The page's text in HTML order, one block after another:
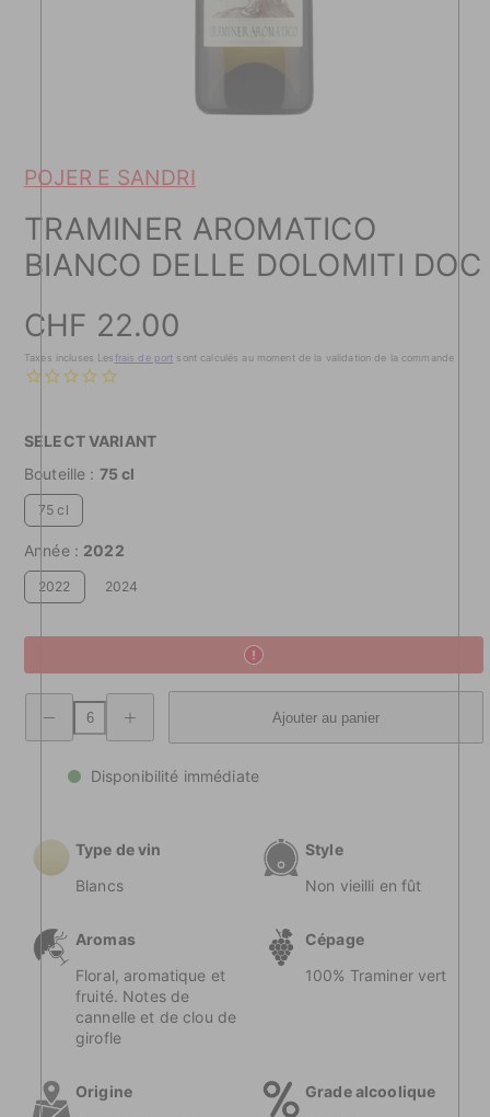
POJER E SANDRI
TRAMINER AROMATICO
BIANCO DELLE DOLOMITI DOC
Prix
de
CHF 22.00
Taxes incluses Lesfrais de port sont calculés au moment de la validation de la commande
SELECT VARIANT
Bouteille : 75 cl
75 cl
Année : 2022
2022 2024
Diminuer
quantité
Aromatico
Bianco
augmentée
Traminer
Bianco
delle
Ajouter au panier
Disponibilité immédiate
Type de vin
Blancs
Style
Non vieilli en fût
Aromas
Floral, aromatique et
fruité. Notes de
cannelle et de clou de
girofle
Cépage
100% Traminer vert
Origine
Grade alcoolique